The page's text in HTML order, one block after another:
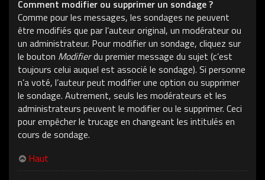
Comment modifier ou supprimer un sondage ?
Comme pour les messages, les sondages ne peuvent
être modifiés que par l’auteur original, un modérateur ou
un administrateur. Pour modifier un sondage, cliquez sur
le bouton Modifierdu premier message du sujet (c’est
toujours celui auquel est associé le sondage). Si personne
n’a voté, l’auteur peut modifier une option ou supprimer
le sondage. Autrement, seuls les modérateurs et les
administrateurs peuvent le modifier ou le supprimer. Ceci
pour empêcher le trucage en changeant les intitulés en
cours de sondage.
Haut